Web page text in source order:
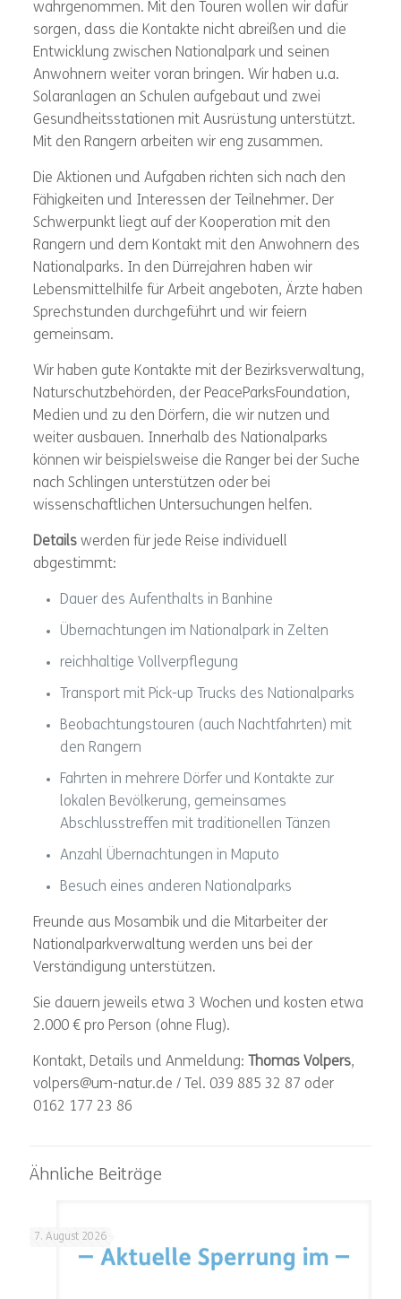
wahrgenommen. Mit den Touren wollen wir dafür
sorgen, dass die Kontakte nicht abreißen und die
Entwicklung zwischen Nationalpark und seinen
Anwohnern weiter voran bringen. Wir haben u.a.
Solaranlagen an Schulen aufgebaut und zwei
Gesundheitsstationen mit Ausrüstung unterstützt.
Mit den Rangern arbeiten wir eng zusammen.
Die Aktionen und Aufgaben richten sich nach den
Fähigkeiten und Interessen der Teilnehmer. Der
Schwerpunkt liegt auf der Kooperation mit den
Rangern und dem Kontakt mit den Anwohnern des
Nationalparks. In den Dürrejahren haben wir
Lebensmittelhilfe für Arbeit angeboten, Ärzte haben
Sprechstunden durchgeführt und wir feiern
gemeinsam.
Wir haben gute Kontakte mit der Bezirksverwaltung,
Naturschutzbehörden, der PeaceParksFoundation,
Medien und zu den Dörfern, die wir nutzen und
weiter ausbauen. Innerhalb des Nationalparks
können wir beispielsweise die Ranger bei der Suche
nach Schlingen unterstützen oder bei
wissenschaftlichen Untersuchungen helfen.
Detailswerden für jede Reise individuell
abgestimmt:
Dauer des Aufenthalts in Banhine
Übernachtungen im Nationalpark in Zelten
reichhaltige Vollverpflegung
Transport mit Pick-up Trucks des Nationalparks
Beobachtungstouren (auch Nachtfahrten) mit
den Rangern
Fahrten in mehrere Dörfer und Kontakte zur
lokalen Bevölkerung, gemeinsames
Abschlusstreffen mit traditionellen Tänzen
Anzahl Übernachtungen in Maputo
Besuch eines anderen Nationalparks
Freunde aus Mosambik und die Mitarbeiter der
Nationalparkverwaltung werden uns bei der
Verständigung unterstützen.
Sie dauern jeweils etwa 3 Wochen und kosten etwa
2.000 € pro Person (ohne Flug).
Kontakt, Details und Anmeldung: Thomas Volpers,
volpers@um-natur.de / Tel. 039 885 32 87 oder
0162 177 23 86
Ähnliche Beiträge
7. August 2026